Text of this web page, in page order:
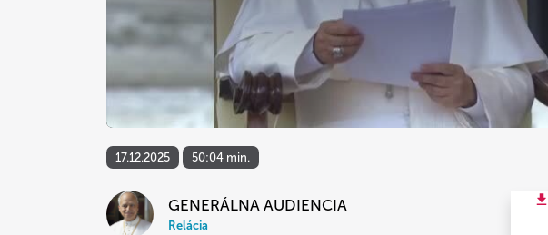
17.12.2025 50:04 min.
GENERÁLNA AUDIENCIA
Relácia